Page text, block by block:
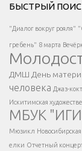
Есть вопрос?
Напишите нам
</span >
</
</
БЫСТРЫЙ
"Диалог вокруг рояля"
гребень" 8 марта
ДМШ День матери
человека Джаз-
Искитимская
МБУК
Мюзикл
елки Отчетный